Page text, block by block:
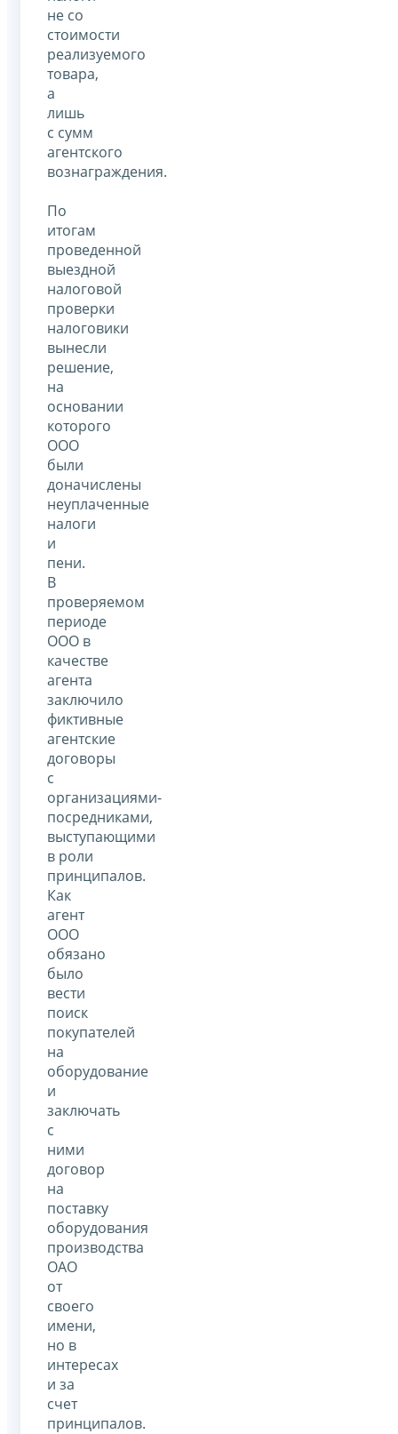
не со
стоимости
реализуемого
товара,
а
лишь
с сумм
агентского
вознаграждения.
По
итогам
проведенной
выездной
налоговой
проверки
налоговики
вынесли
решение,
на
основании
которого
ООО
были
доначислены
неуплаченные
налоги
и
пени.
В
проверяемом
периоде
ООО в
качестве
агента
заключило
фиктивные
агентские
договоры
с
организациями-
посредниками,
выступающими
в роли
принципалов.
Как
агент
ООО
обязано
было
вести
поиск
покупателей
на
оборудование
и
заключать
с
ними
договор
на
поставку
оборудования
производства
ОАО
от
своего
имени,
но в
интересах
и за
счет
принципалов.